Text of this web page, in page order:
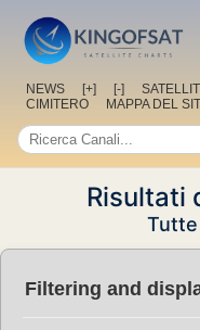
NEWS [+] [-] SATELLITI
CIMITERO
MAPPA DEL
Risultati
Filtering and